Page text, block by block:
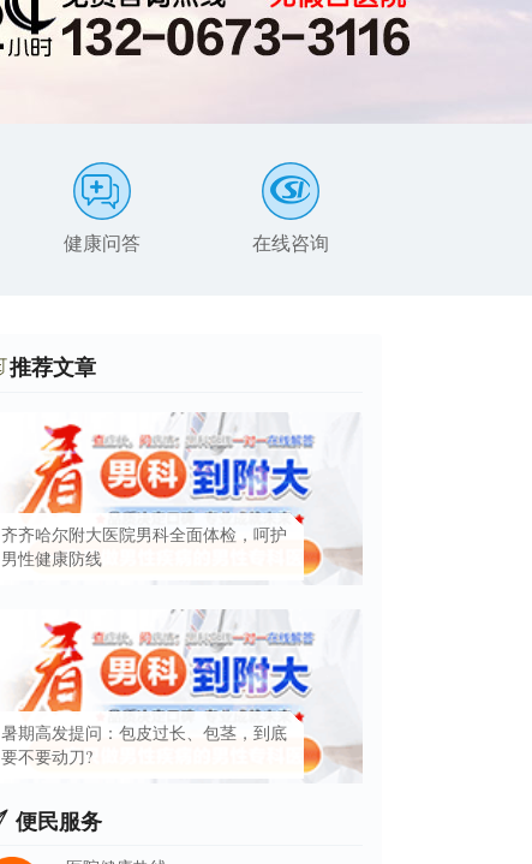
健康问答 在线咨询
推荐文章
齐齐哈尔附大医院男科全面体检，呵护
男性健康防线
暑期高发提问：包皮过长、包茎，到底
要不要动刀?
便民服务